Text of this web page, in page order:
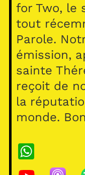
for Two, le
tout
Parole.
émission,
sainte
reçoit de
la
monde.
W
h